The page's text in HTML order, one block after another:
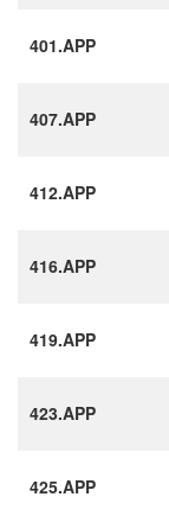
401.APP
407.APP
412.APP
416.APP
419.APP
423.APP
425.APP